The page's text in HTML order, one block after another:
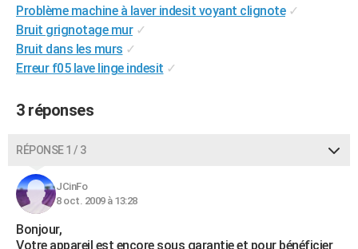
GUIDES D'ACHAT
BONS PLANS
Carte de Noël
Carte Bonne année
Carte Saint-Valentin
Carte Pâques
Carte d'anniversaire
DICTIONNAIRE
Dictionnaire
Biographies
Citations
Expressions
Proverbes
PROGRAMME TV
COPAINS D'AVANT
S'inscrire
Se connecter
Lycées
Collèges
Primaires
Universités
Entreprises
Service militaire
Avis de recherche
AVIS DE DÉCÈS
FORUM
Problème machine à laver indesit voyant clignote ✓
Bruit grignotage mur ✓
Bruit dans les murs ✓
Erreur f05 lave linge indesit ✓
3 réponses
RÉPONSE 1 / 3
JCinFo
8 oct. 2009 à 13:28
Bonjour,
Votre appareil est encore sous garantie et pour bénéficier